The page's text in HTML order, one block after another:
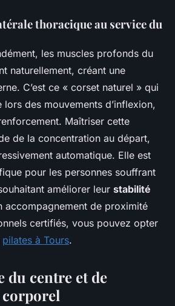
thoracique au service du
les muscles profonds du
naturellement, créant une
C’est ce « corset naturel » qui
des mouvements d’inflexion,
Maîtriser cette
de la concentration au départ,
automatique. Elle est
pour les personnes souffrant
améliorer leur stabilité
accompagnement de proximité
certifiés, vous pouvez opter
pilates à Tours.
du centre et de
corporel